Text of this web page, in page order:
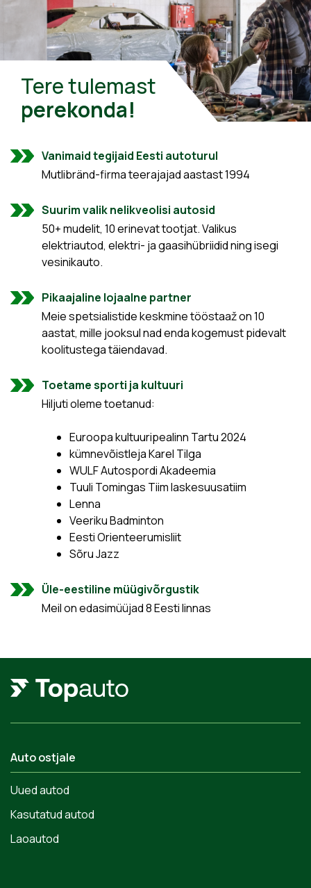
Tere tulemast
perekonda!
Vanimaid tegijaid Eesti autoturul
Mutlibränd-firma teerajajad aastast 1994
Suurim valik nelikveolisi autosid
50+ mudelit, 10 erinevat tootjat. Valikus
elektriautod, elektri- ja gaasihübriidid ning isegi
vesinikauto.
Pikaajaline lojaalne partner
Meie spetsialistide keskmine tööstaaž on 10
aastat, mille jooksul nad enda kogemust pidevalt
koolitustega täiendavad.
Toetame sporti ja kultuuri
Hiljuti oleme toetanud:
Euroopa kultuuripealinn Tartu 2024
kümnevõistleja Karel Tilga
WULF Autospordi Akadeemia
Tuuli Tomingas Tiim laskesuusatiim
Lenna
Veeriku Badminton
Eesti Orienteerumisliit
Sõru Jazz
Üle-eestiline müügivõrgustik
Meil on edasimüüjad 8 Eesti linnas
Auto ostjale
Uued autod
Kasutatud autod
Laoautod